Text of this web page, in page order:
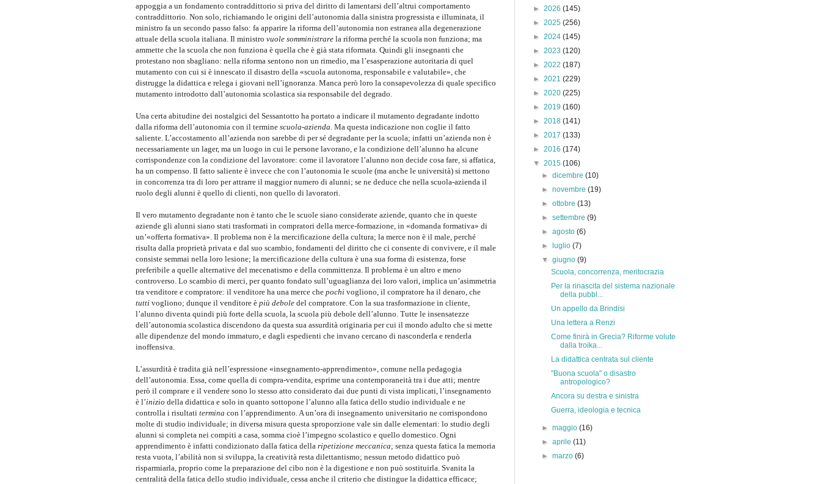
appoggia a un fondamento contraddittorio si priva del diritto di lamentarsi dell’altrui comportamento
contraddittorio. Non solo, richiamando le origini dell’autonomia dalla sinistra progressista e illuminata, il
ministro fa un secondo passo falso: fa apparire la riforma dell’autonomia non estranea alla degenerazione
attuale della scuola italiana. Il ministro vuole somministrare la riforma perché la scuola non funziona; ma
ammette che la scuola che non funziona è quella che è già stata riformata. Quindi gli insegnanti che
protestano non sbagliano: nella riforma sentono non un rimedio, ma l’esasperazione autoritaria di quel
mutamento con cui si è innescato il disastro della «scuola autonoma, responsabile e valutabile», che
distrugge la didattica e relega i giovani nell’ignoranza. Manca però loro la consapevolezza di quale specifico
mutamento introdotto dall’autonomia scolastica sia responsabile del degrado.
Una certa abitudine dei nostalgici del Sessantotto ha portato a indicare il mutamento degradante indotto
dalla riforma dell’autonomia con il termine scuola-azienda . Ma questa indicazione non coglie il fatto
saliente. L’accostamento all’azienda non sarebbe di per sé degradante per la scuola; infatti un’azienda non è
necessariamente un lager, ma un luogo in cui le persone lavorano, e la condizione dell’alunno ha alcune
corrispondenze con la condizione del lavoratore: come il lavoratore l’alunno non decide cosa fare, si affatica,
ha un compenso. Il fatto saliente è invece che con l’autonomia le scuole (ma anche le università) si mettono
in concorrenza tra di loro per attrarre il maggior numero di alunni; se ne deduce che nella scuola-azienda il
ruolo degli alunni è quello di clienti, non quello di lavoratori.
Il vero mutamento degradante non è tanto che le scuole siano considerate aziende, quanto che in queste
aziende gli alunni siano stati trasformati in compratori della merce-formazione, in «domanda formativa» di
un’«offerta formativa». Il problema non è la mercificazione della cultura; la merce non è il male, perché
risulta dalla proprietà privata e dal suo scambio, fondamenti del diritto che ci consente di convivere, e il male
consiste semmai nella loro lesione; la mercificazione della cultura è una sua forma di esistenza, forse
preferibile a quelle alternative del mecenatismo e della committenza. Il problema è un altro e meno
controverso. Lo scambio di merci, per quanto fondato sull’uguaglianza dei loro valori, implica un’asimmetria
tra venditore e compratore: il venditore ha una merce che pochi vogliono, il compratore ha il denaro, che
tutti vogliono; dunque il venditore è più debole del compratore. Con la sua trasformazione in cliente,
l’alunno diventa quindi più forte della scuola, la scuola più debole dell’alunno. Tutte le insensatezze
dell’autonomia scolastica discendono da questa sua assurdità originaria per cui il mondo adulto che si mette
alle dipendenze del mondo immaturo, e dagli espedienti che invano cercano di nasconderla e renderla
inoffensiva.
L’assurdità è tradita già nell’espressione «insegnamento-apprendimento», comune nella pedagogia
dell’autonomia. Essa, come quella di compra-vendita, esprime una contemporaneità tra i due atti; mentre
però il comprare e il vendere sono lo stesso atto considerato dai due punti di vista implicati, l’insegnamento
è l’inizio della didattica e solo in quanto sottopone l’alunno alla fatica dello studio individuale e ne
controlla i risultati termina con l’apprendimento. A un’ora di insegnamento universitario ne corrispondono
molte di studio individuale; in diversa misura questa sproporzione vale sin dalle elementari: lo studio degli
alunni si completa nei compiti a casa, somma cioè l’impegno scolastico e quello domestico. Ogni
apprendimento è infatti condizionato dalla fatica della ripetizione meccanica; senza questa fatica la memoria
resta vuota, l’abilità non si sviluppa, la creatività resta dilettantismo; nessun metodo didattico può
risparmiarla, proprio come la preparazione del cibo non è la digestione e non può sostituirla. Svanita la
centralità della fatica dello studio individuale, cessa anche il criterio che distingue la didattica efficace;
► 2026 (145)
► 2025 (256)
► 2024 (145)
► 2023 (120)
► 2022 (187)
► 2021 (229)
► 2020 (225)
► 2019 (160)
► 2018 (141)
► 2017 (133)
► 2016 (174)
▼ 2015 (106)
►dicembre(10)
►novembre(19)
►ottobre(13)
►settembre(9)
►agosto(6)
►
luglio(7)
▼giugno(9)
Scuola, concorrenza, meritocrazia
Per la rinascita del sistema nazionale
della pubbl...
Un appello da Brindisi
Una lettera a Renzi
Come finirà in Grecia? Riforme volute
dalla troika...
La didattica centrata sul cliente
"Buona scuola" o disastro
antropologico?
Ancora su destra e sinistra
Guerra, ideologia e tecnica
►maggio(16)
►aprile(11)
►marzo(6)